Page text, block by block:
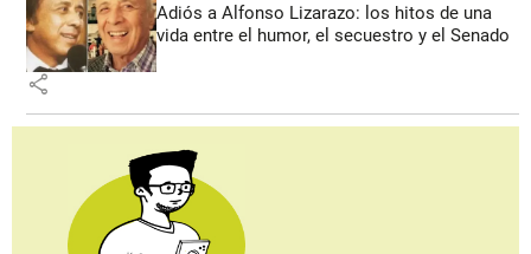
Adiós a Alfonso Lizarazo: los hitos de una
vida entre el humor, el secuestro y el Senado
share